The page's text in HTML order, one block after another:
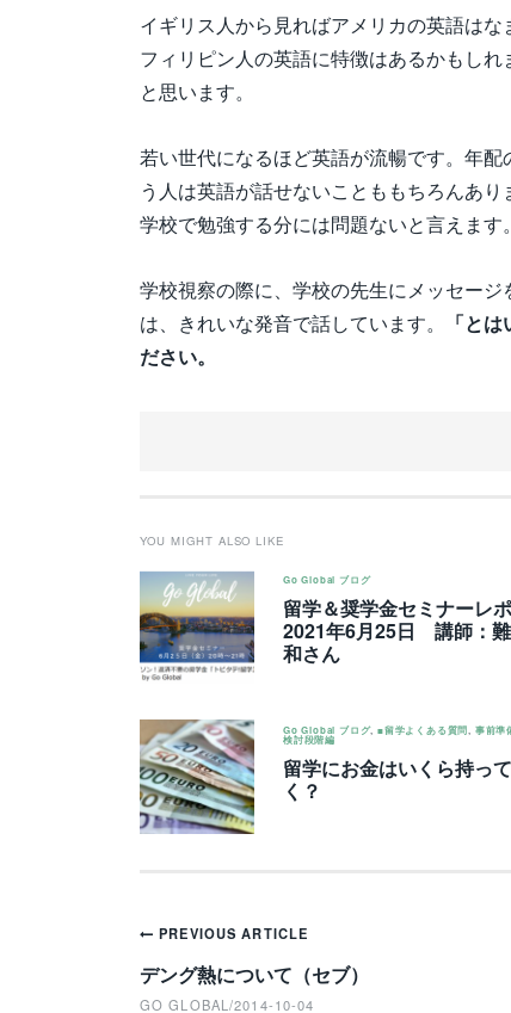
イギリス人から見ればアメリカの英語はな
フィリピン人の英語に特徴はあるかもし
と思います。
若い世代になるほど英語が流暢です。年
う人は英語が話せないことももちろんあ
学校で勉強する分には問題ないと言えます。
学校視察の際に、学校の先生にメッセー
は、きれいな発音で話しています。
「と
ださい。
YOU MIGHT ALSO LIKE
Go Global ブログ
留学＆奨学金セミナーレ
2021年6月25日 講師：
和さん
Go Global ブログ,■留学よくある質問 事前準
検討段階編
留学にお金はいくら持っ
く？
Post
navigation
PREVIOUS ARTICLE
デング熱について（セブ）
GO GLOBAL/2014-10-04